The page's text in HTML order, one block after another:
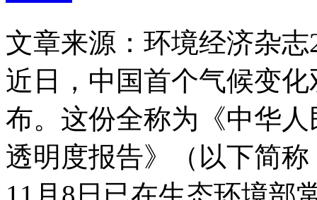
文章来源：环境经济杂志
近日，中国首个气候变
布。这份全称为《中华
透明度报告》（以下简